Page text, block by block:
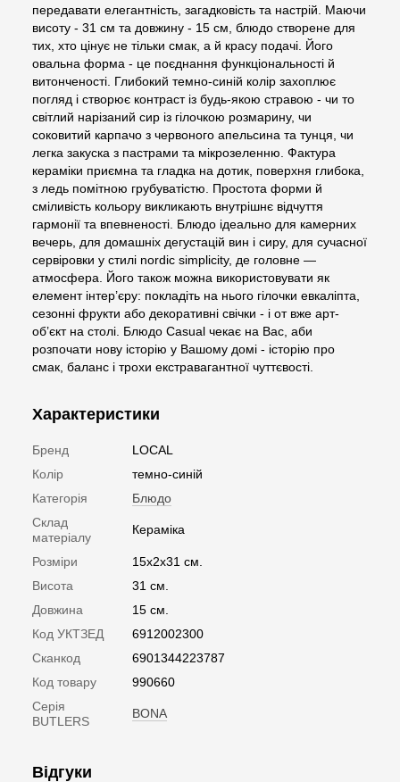
передавати елегантність, загадковість та настрій. Маючи
висоту - 31 см та довжину - 15 см, блюдо створене для
тих, хто цінує не тільки смак, а й красу подачі. Його
овальна форма - це поєднання функціональності й
витонченості. Глибокий темно-синій колір захоплює
погляд і створює контраст із будь-якою стравою - чи то
світлий нарізаний сир із гілочкою розмарину, чи
соковитий карпачо з червоного апельсина та тунця, чи
легка закуска з пастрами та мікрозеленню. Фактура
кераміки приємна та гладка на дотик, поверхня глибока,
з ледь помітною грубуватістю. Простота форми й
сміливість кольору викликають внутрішнє відчуття
гармонії та впевненості. Блюдо ідеально для камерних
вечерь, для домашніх дегустацій вин і сиру, для сучасної
сервіровки у стилі nordic simplicity, де головне —
атмосфера. Його також можна використовувати як
елемент інтер’єру: покладіть на нього гілочки евкаліпта,
сезонні фрукти або декоративні свічки - і от вже арт-
об’єкт на столі. Блюдо Casual чекає на Вас, аби
розпочати нову історію у Вашому домі - історію про
смак, баланс і трохи екстравагантної чуттєвості.
Характеристики
Бренд
LOCAL
Колір
темно-синій
Категорія
Блюдо
Склад
матеріалу
Кераміка
Розміри
15x2x31 см.
Висота
31 см.
Довжина
15 см.
Код УКТЗЕД
6912002300
Сканкод
6901344223787
Код товару
990660
Серія
BUTLERS
BONA
Відгуки